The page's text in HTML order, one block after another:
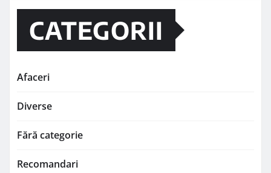
CATEGORII
Afaceri
Diverse
Fără categorie
Recomandari